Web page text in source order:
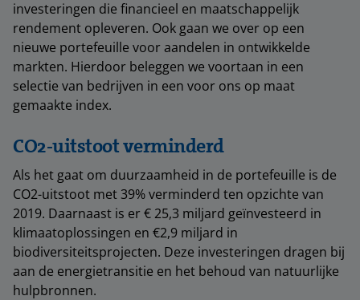
investeringen die financieel en maatschappelijk
rendement opleveren. Ook gaan we over op een
nieuwe portefeuille voor aandelen in ontwikkelde
markten. Hierdoor beleggen we voortaan in een
selectie van bedrijven in een voor ons op maat
gemaakte index.
CO2-uitstoot verminderd
Als het gaat om duurzaamheid in de portefeuille is de
CO2-uitstoot met 39% verminderd ten opzichte van
2019. Daarnaast is er € 25,3 miljard geïnvesteerd in
klimaatoplossingen en €2,9 miljard in
biodiversiteitsprojecten. Deze investeringen dragen bij
aan de energietransitie en het behoud van natuurlijke
hulpbronnen.